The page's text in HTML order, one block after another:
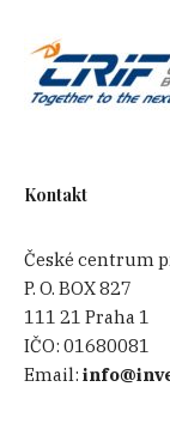
Kontakt
České centrum
P. O. BOX 827
111 21 Praha 1
IČO:01680081
Email: